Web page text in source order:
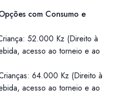
com Consumo e
52.000 Kz (Direito à
acesso ao torneio e ao
64.000 Kz (Direito à
acesso ao torneio e ao